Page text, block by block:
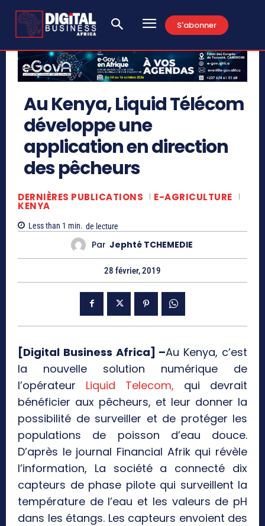
S'abonner
Au Kenya, Liquid Télécom
développe une
application en direction
des pêcheurs
DERNIÈRES PUBLICATIONS E-AGRICULTURE
KENYA
Less than 1 min. de lecture
Par Jephté TCHEMEDIE
28 février, 2019
[Digital Business Africa] –Au Kenya, c’est
la nouvelle solution numérique de
l’opérateur Liquid Telecom, qui devrait
bénéficier aux pêcheurs, et leur donner la
possibilité de surveiller et de protéger les
populations de poisson d’eau douce.
D’après le journal Financial Afrik qui révèle
l’information, La société a connecté dix
capteurs de phase pilote qui surveillent la
température de l’eau et les valeurs de pH
dans les étangs. Les capteurs envoient des